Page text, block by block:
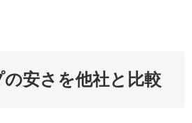
安さを他社と比較